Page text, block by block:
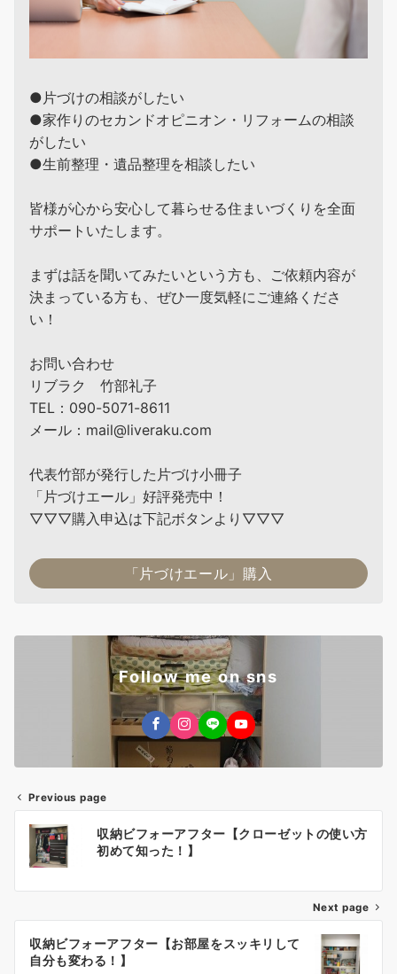
●片づけの相談がしたい
●家作りのセカンドオピニオン・リフォームの相談
がしたい
●生前整理・遺品整理を相談したい
皆様が心から安心して暮らせる住まいづくりを全面
サポートいたします。
まずは話を聞いてみたいという方も、ご依頼内容が
決まっている方も、ぜひ一度気軽にご連絡くださ
い！
お問い合わせ
リブラク 竹部礼子
TEL：090-5071-8611
メール：mail@liveraku.com
代表竹部が発行した片づけ小冊子
「片づけエール」好評発売中！
▽▽▽購入申込は下記ボタンより▽▽▽
「片づけエール」購入
Follow me on sns
投
稿
ゲ
Previous page
収納ビフォーアフター【クローゼットの使い方
初めて知った！】
Next page
収納ビフォーアフター【お部屋をスッキリして
自分も変わる！】